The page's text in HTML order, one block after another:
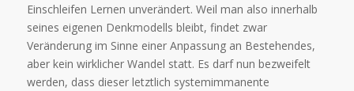
Einschleifen Lernen unverändert. Weil man also innerhalb
seines eigenen Denkmodells bleibt, findet zwar
Veränderung im Sinne einer Anpassung an Bestehendes,
aber kein wirklicher Wandel statt. Es darf nun bezweifelt
werden, dass dieser letztlich systemimmanente